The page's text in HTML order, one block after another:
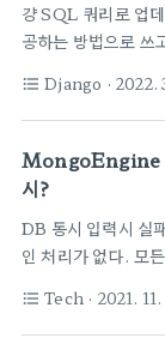
걍 SQL 쿼리로 업
공하는 방법으로
대해서 하는 것은 안
되
update() 함수가
1 >>>
format_list_bulleted Django · 2022.
MongoEngine
시?
DB 동시 입력시 실
인 처리가 없다. 모
번 성공할 때 까지
MongoEngine 의
format_list_bulleted Tech · 2021. 11.